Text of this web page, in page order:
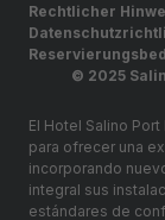
Rechtlicher
© 2025
El Hotel Salino
para ofrecer una
incorporando
integral sus
estándares de